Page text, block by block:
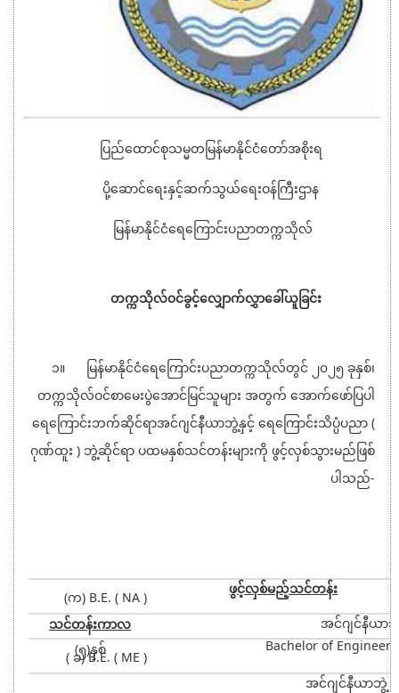
ပြည်ထောင်စုသမ္မတမြန်မာနိုင်ငံတော်အစိုးရ
ပို့ဆောင်ရေးနှင့်ဆက်သွယ်ရေးဝန်ကြီးဌာန
မြန်မာနိုင်ငံရေကြောင်းပညာတက္ကသိုလ်
တက္ကသိုလ်၀င်ခွင့်လျှောက်လွှာခေါ်ယူခြင်း
၁။ မြန်မာနိုင်ငံရေကြောင်းပညာတက္ကသိုလ်တွင် ၂၀၂၅ ခုနှစ်၊
တက္ကသိုလ်ဝင်စာမေးပွဲအောင်မြင်သူများ အတွက် အောက်ဖော်ပြပါ
ရေကြောင်းဘက်ဆိုင်ရာအင်ဂျင်နီယာဘွဲ့နှင့် ရေကြောင်းသိပ္ပံပညာ (
ဂုဏ်ထူး ) ဘွဲ့ဆိုင်ရာ ပထမနှစ်သင်တန်းများကို ဖွင့်လှစ်သွားမည်ဖြစ်
ပါသည်-
ဖွင့်လှစ်မည့်သင်တန်း
သင်တန်းကာလ
(က) B.E. ( NA )
အင်ဂျင်နီယ
(၅)နှစ်
Bachelor of
( ခ) B.E. ( ME )
အင်ဂျင်နီယာဘွဲ့ (